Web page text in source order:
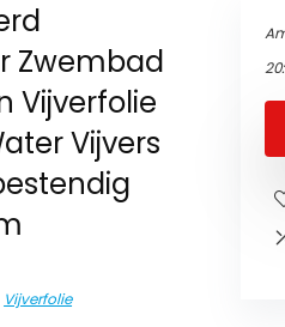
Zwembad
Vijverfolie
Vijvers
Vijverfolie